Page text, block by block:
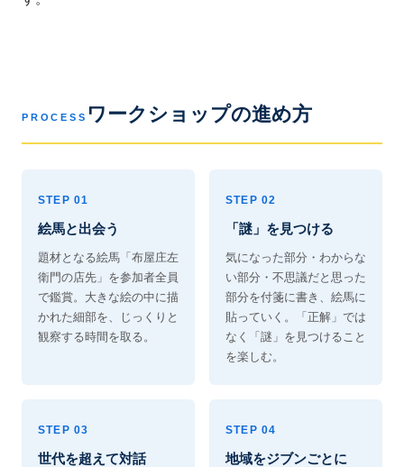
PROCESS ワークショップの進め方
STEP 01
絵馬と出会う
題材となる絵馬「布屋庄左
衛門の店先」を参加者全員
で鑑賞。大きな絵の中に描
かれた細部を、じっくりと
観察する時間を取る。
STEP 02
「謎」を見つける
気になった部分・わからな
い部分・不思議だと思った
部分を付箋に書き、絵馬に
貼っていく。「正解」では
なく「謎」を見つけること
を楽しむ。
STEP 03
世代を超えて対話
STEP 04
地域をジブンごとに